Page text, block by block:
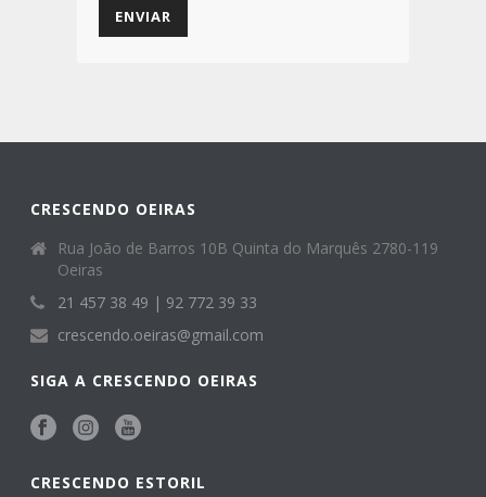
CRESCENDO OEIRAS
Rua João de Barros 10B Quinta do Marquês 2780-119
Oeiras
21 457 38 49 | 92 772 39 33
crescendo.oeiras@gmail.com
SIGA A CRESCENDO OEIRAS
CRESCENDO ESTORIL